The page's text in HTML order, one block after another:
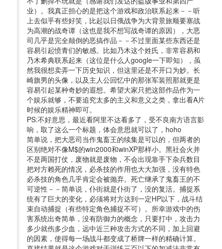
业）。我真正担心的是把这个游戏和政治联系起来－－听
上去似乎有些好笑，比起以日俄战争为大背景旅顺要塞战
为高潮的战奇谭（这也是我不想写战奇谭的原因），大恶
司几乎是完全颠倒的恶搞作品－－不过里面某些东西还是
容易引起愤青们的敏感。比如乃木这个姓氏，非常容易和
乃木希典联系起来（这位是什么人google一下即知），虽
然我很想卖弄一下历史知识，但这里还是不开口为妙。长
崎旗男的头像，以及主人公回忆中的那张军装照那就更是
容易引起某种奇妙的遐想。希望大家只把这部作品作为一
个娱乐就够，不要追究太多的主义和意义之类，拿出看A片
时候的娱乐精神即可。
PS:不好意思，最近看阿里不达看多了，受不良南方语言影
响，取了这么一个标题，体会意思就可以了，hoho
简单说，把大恶司当作鬼畜王的续集是可以的，但两者的
区别绝对不像M$的win2000和winXP那样小。黑社会火并
不是两国打仗，废物就是废物，不会出现靠手下杂兵数目
把对方赖死的情况，必杀技的作用也大大加强，没有特色
必杀技的角色几乎肯定会被抛弃。死亡继承了鬼畜王的不
可逆性－－简单说，仆街就是仆街了，没的复活。捕捉系
统有了巨大的变化，必须将对方达到一定HP以下，战斗结
束自动捕捉（有些特定角色捕捉不可）。所幸游戏中的伤
害系统出奇简单，没有防御力的概念，只要打中，攻击力
多少就伤多少血，远中近三种攻击方式的不同，加上回避
的因素，使得每一场战斗都变成了桥牌一样的精确计算。